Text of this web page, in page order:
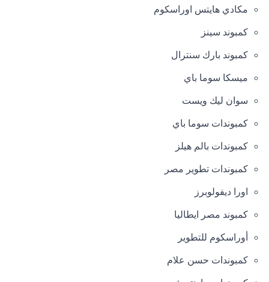
مكادي هايتس اوراسكوم
كمبوند سينز
كمبوند بارك سنترال
ميسكا سوما باي
سوان ليك ويست
كمبوندات سوما باي
كمبوندات بالم هيلز
كمبوندات تطوير مصر
اورا ديفولوبرز
كمبوند مصر ايطاليا
أوراسكوم للتطوير
كمبوندات حسن علام